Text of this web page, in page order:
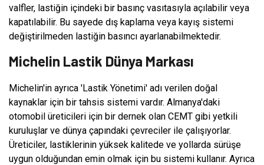
valfler, lastiğin içindeki bir basınç vasıtasıyla açılabilir veya
kapatılabilir. Bu sayede dış kaplama veya kayış sistemi
değiştirilmeden lastiğin basıncı ayarlanabilmektedir.
Michelin Lastik Dünya Markası
Michelin'in ayrıca 'Lastik Yönetimi' adı verilen doğal
kaynaklar için bir tahsis sistemi vardır. Almanya'daki
otomobil üreticileri için bir dernek olan CEMT gibi yetkili
kuruluşlar ve dünya çapındaki çevreciler ile çalışıyorlar.
Üreticiler, lastiklerinin yüksek kalitede ve yollarda sürüşe
uygun olduğundan emin olmak için bu sistemi kullanır. Ayrıca